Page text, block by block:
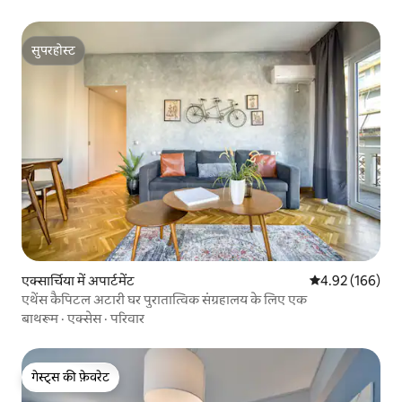
सुपरहोस्ट
सुपरहोस्ट
एक्सार्चिया में अपार्टमेंट औसत रेटिंग 5 में से
4.92 (166)
एथेंस कैपिटल अटारी घर पुरातात्विक संग्रहालय के लिए एक
बाथरूम·एक्सेस·परिवार
गेस्ट्स की फ़ेवरेट
गेस्ट्स की फ़ेवरेट